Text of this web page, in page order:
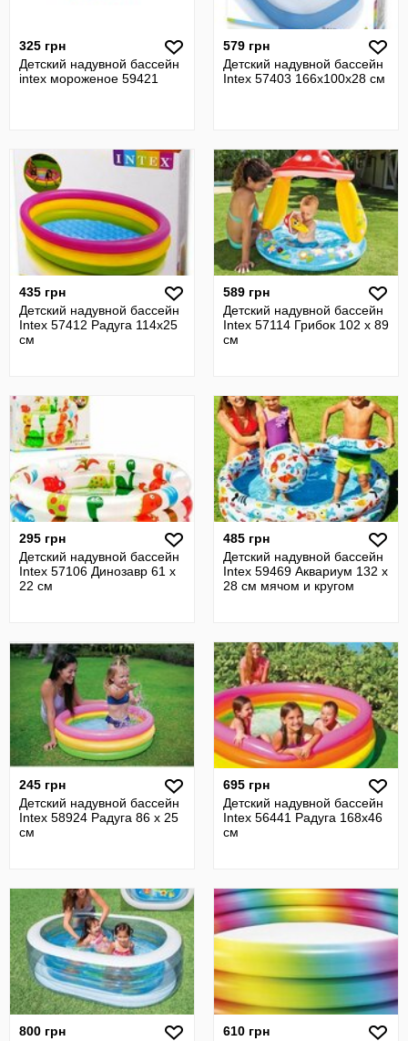
325 грн
Детский надувной бассейн
intex мороженое 59421
579 грн
Детский надувной бассейн
Intex 57403 166х100х28 см
435 грн
Детский надувной бассейн
Intex 57412 Радуга 114х25
см
589 грн
Детский надувной бассейн
Intex 57114 Грибок 102 х 89
см
295 грн
Детский надувной бассейн
Intex 57106 Динозавр 61 х
22 см
485 грн
Детский надувной бассейн
Intex 59469 Аквариум 132 х
28 см мячом и кругом
245 грн
Детский надувной бассейн
Intex 58924 Радуга 86 х 25
см
695 грн
Детский надувной бассейн
Intex 56441 Радуга 168х46
см
800 грн
610 грн